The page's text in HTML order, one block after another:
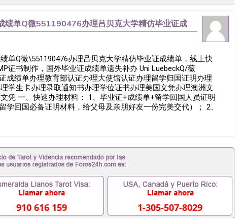
绩单Q微551190476办理吕贝克大学精仿毕业证成
认证，PMP证书制作，国
单Q微\551190476办理吕贝克大学精仿毕业证成绩单，线上快
证书制作，国外毕业证成绩单遗失补办 Uni LuebeckQ/薇
成绩单办理教育部认证办理大使馆认证办理留学归国证明办理
学生卡办理录取通知书办理学位证书办理美国文凭办理澳洲文
凭 一、快速办理材料： 1、毕业证+成绩单+留学回国人员证明
学回国必备证明材料，给父母及亲朋好友一份完美交代）； 2、
，毕业证成绩单，学校，专业，学位，毕业时间都可以根据客
职事业单位/国企假的毕业证会查吗551190476入职国企/事业单
在国内能用吗, 挂科拿不到毕业证怎么办, 毕业证丢了怎么办, 没
历认证吗,您是否因为中途辍学、挂科而没有正常毕业
之门外551190476您是否因没正常毕业而导致回国得不到教育部
业怎么办551190476找工作没有文凭怎么办,怎么办理本科/研究
551190476网上买文凭可靠吗551190476哪里可以买国外文凭
国外大学文凭可以打工作吗551190476怎么办理 外假毕业证
哪里可以办理澳洲毕业证551190476留学生在哪里可以买假
910 616 159 1-305-507-8029